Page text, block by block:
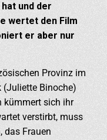
und der
wertet den Film
er aber nur
Provinz im
(Juliette Binoche)
kümmert sich ihr
verstirbt, muss
das Frauen